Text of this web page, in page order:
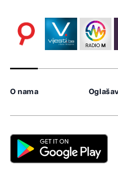
O nama